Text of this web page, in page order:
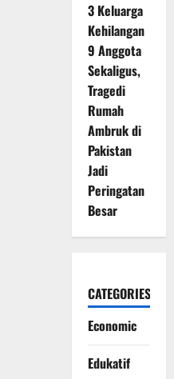
3 Keluarga
Kehilangan
9 Anggota
Sekaligus,
Tragedi
Rumah
Ambruk di
Pakistan
Jadi
Peringatan
Besar
CATEGORIES
Economic
Edukatif